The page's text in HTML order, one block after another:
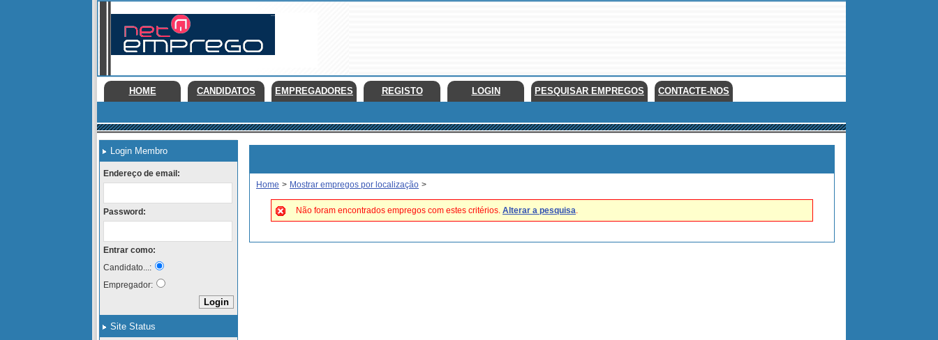
HOME CANDIDATOS EMPREGADORES REGISTO LOGIN PESQUISAR EMPREGOS CONTACTE-NOS
Login Membro
Endereço de email:
Password:
Entrar como:
Candidato...:
Empregador:
Site Status
Home > Mostrar empregos por localização >
Não foram encontrados empregos com estes critérios. Alterar a pesquisa.